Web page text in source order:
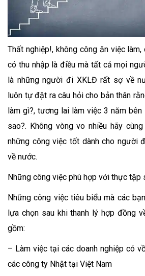
Thất nghiệp!, không công ăn việc
có thu nhập là điều mà tất cả mọi
là những người đi XKLĐ rất sợ về
luôn tự đặt ra câu hỏi cho bản thân
làm gì?, tương lai làm việc 3 năm
sao?. Không vòng vo nhiều hãy
những công việc tốt dành cho người
về nước.
Những công việc phù hợp với thực tập
Những công việc tiêu biểu mà các
lựa chọn sau khi thanh lý hợp đồng
gồm:
– Làm việc tại các doanh nghiệp có
các công ty Nhật tại Việt Nam